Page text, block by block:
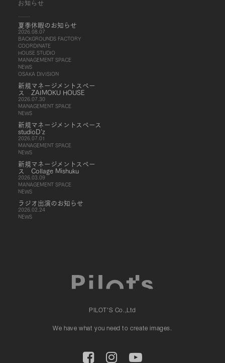
お知らせ
夏季休暇のお知らせ
2026.08.07
BACKGROUNDS FACTORY
COORDINATE
HOUSE STUDIO
MANAGEMENT SPACE
NEWS
OSAKA DIVISION
新規マネージメントスペー
ス ZAIMOKU HOUSE
2026.07.30
MANAGEMENT SPACE
NEWS
新規マネージメントスペース
studioD’z
2026.07.01
MANAGEMENT SPACE
NEWS
新規マネージメントスペー
ス Collage Mishuku
2026.03.09
MANAGEMENT SPACE
NEWS
ラジオ出演のお知らせ
2026.02.24
NEWS
PILOT'S Co.,Ltd
We have what you need to create images.